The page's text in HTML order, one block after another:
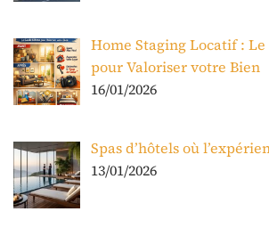
Home Staging Locatif :
pour Valoriser votre Bien
16/01/2026
Spas d’hôtels où
13/01/2026